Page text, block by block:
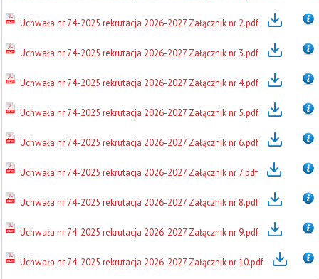
Uchwała nr 74-2025 rekrutacja 2026-2027 Załącznik nr 2.pdf
Uchwała nr 74-2025 rekrutacja 2026-2027 Załącznik nr 3.pdf
Uchwała nr 74-2025 rekrutacja 2026-2027 Załącznik nr 4.pdf
Uchwała nr 74-2025 rekrutacja 2026-2027 Załącznik nr 5.pdf
Uchwała nr 74-2025 rekrutacja 2026-2027 Załącznik nr 6.pdf
Uchwała nr 74-2025 rekrutacja 2026-2027 Załącznik nr 7.pdf
Uchwała nr 74-2025 rekrutacja 2026-2027 Załącznik nr 8.pdf
Uchwała nr 74-2025 rekrutacja 2026-2027 Załącznik nr 9.pdf
Uchwała nr 74-2025 rekrutacja 2026-2027 Załącznik nr 10.pdf